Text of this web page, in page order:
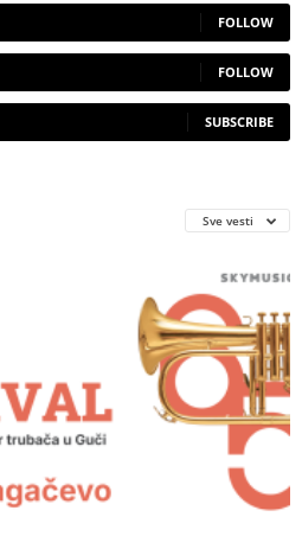
FOLLOW
FOLLOW
SUBSCRIBE
Sve vesti